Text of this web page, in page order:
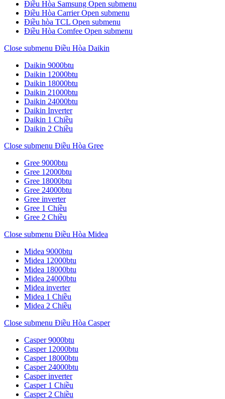
Điều Hòa Samsung Open submenu
Điều Hòa CarrierOpen submenu
Điều hòa TCL Open submenu
Điều Hòa Comfee Open submenu
Close submenu Điều Hòa Daikin
Daikin 9000btu
Daikin 12000btu
Daikin 18000btu
Daikin 21000btu
Daikin 24000btu
Daikin Inverter
Daikin 1 Chiều
Daikin 2 Chiều
Close submenu Điều Hòa Gree
Gree 9000btu
Gree 12000btu
Gree 18000btu
Gree 24000btu
Gree inverter
Gree 1 Chiều
Gree 2 Chiều
Close submenu Điều Hòa Midea
Midea 9000btu
Midea 12000btu
Midea 18000btu
Midea 24000btu
Midea inverter
Midea 1 Chiều
Midea 2 Chiều
Close submenu Điều Hòa Casper
Casper 9000btu
Casper 12000btu
Casper 18000btu
Casper 24000btu
Casper inverter
Casper 1 Chiều
Casper 2 Chiều